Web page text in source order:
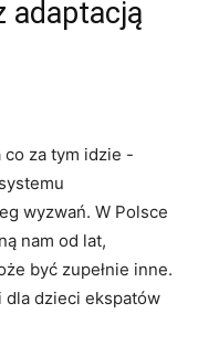
adaptacją
co za⁣ tym⁤ idzie‍ -⁣
wyzwań. W Polsce
nam od⁤ lat,
być zupełnie inne.
‌dla dzieci ekspatów